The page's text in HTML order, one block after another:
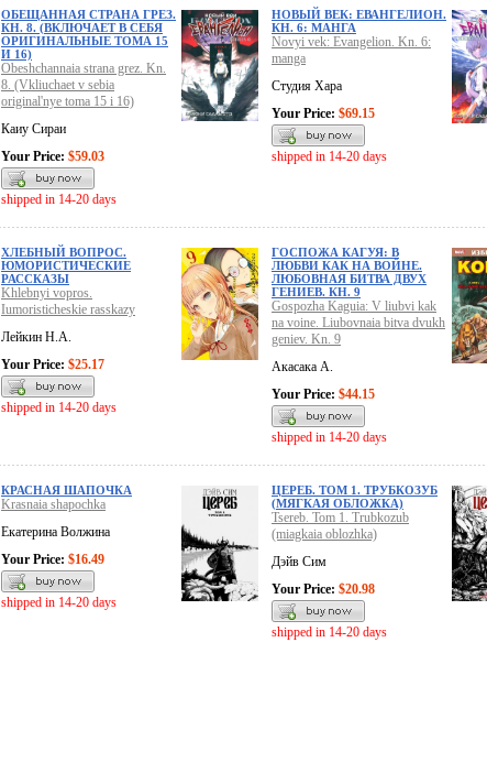
ОБЕЩАННАЯ СТРАНА ГРЕЗ.
КН. 8. (ВКЛЮЧАЕТ В СЕБЯ
ОРИГИНАЛЬНЫЕ ТОМА 15
И 16)
Obeshchannaia strana grez. Kn.
8. (Vkliuchaet v sebia
original'nye toma 15 i 16)
Каиу Сираи
Your Price: $59.03
shipped in 14-20 days
НОВЫЙ ВЕК: ЕВАНГЕЛИОН.
КН. 6: МАНГА
Novyi vek: Evangelion. Kn. 6:
manga
Студия Хара
Your Price: $69.15
shipped in 14-20 days
ХЛЕБНЫЙ ВОПРОС.
ЮМОРИСТИЧЕСКИЕ
РАССКАЗЫ
Khlebnyi vopros.
Iumoristicheskie rasskazy
Лейкин Н.А.
Your Price: $25.17
shipped in 14-20 days
ГОСПОЖА КАГУЯ: В
ЛЮБВИ КАК НА ВОЙНЕ.
ЛЮБОВНАЯ БИТВА ДВУХ
ГЕНИЕВ. КН. 9
Gospozha Kaguia: V liubvi kak
na voine. Liubovnaia bitva dvukh
geniev. Kn. 9
Акасака А.
Your Price: $44.15
shipped in 14-20 days
КРАСНАЯ ШАПОЧКА
Krasnaia shapochka
Екатерина Волжина
Your Price: $16.49
shipped in 14-20 days
ЦЕРЕБ. ТОМ 1. ТРУБКОЗУБ
(МЯГКАЯ ОБЛОЖКА)
Tsereb. Tom 1. Trubkozub
(miagkaia oblozhka)
Дэйв Сим
Your Price: $20.98
shipped in 14-20 days